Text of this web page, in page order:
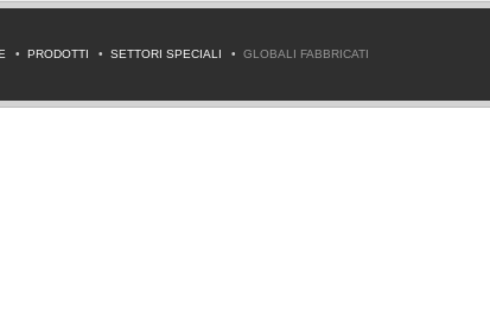
PRODOTTI SETTORI SPECIALI GLOBALI FABBRICATI